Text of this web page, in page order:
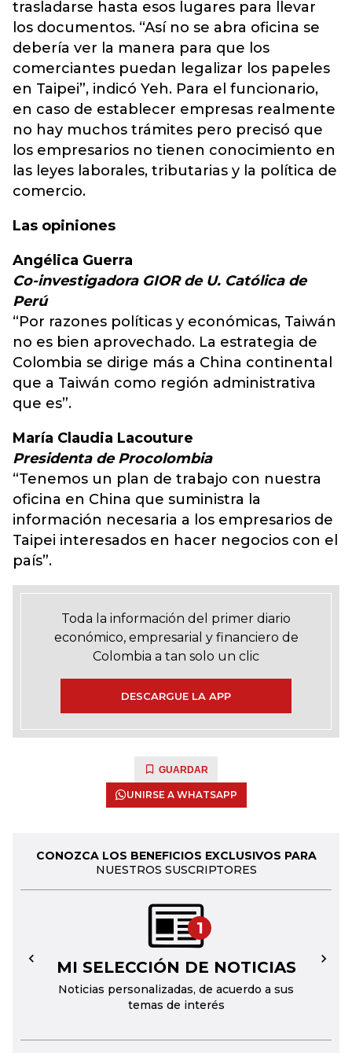
trasladarse hasta esos lugares para llevar
los documentos. “Así no se abra oficina se
debería ver la manera para que los
comerciantes puedan legalizar los papeles
en Taipei”, indicó Yeh. Para el funcionario,
en caso de establecer empresas realmente
no hay muchos trámites pero precisó que
los empresarios no tienen conocimiento en
las leyes laborales, tributarias y la política de
comercio.
Las opiniones
Angélica Guerra
Co-investigadora GIOR de U. Católica de
Perú
“Por razones políticas y económicas, Taiwán
no es bien aprovechado. La estrategia de
Colombia se dirige más a China continental
que a Taiwán como región administrativa
que es”.
María Claudia Lacouture
Presidenta de Procolombia
“Tenemos un plan de trabajo con nuestra
oficina en China que suministra la
información necesaria a los empresarios de
Taipei interesados en hacer negocios con el
país”.
Toda la información del primer diario
económico, empresarial y financiero de
Colombia a tan solo un clic
DESCARGUE LA APP
GUARDAR
UNIRSE A WHATSAPP
CONOZCA LOS BENEFICIOS EXCLUSIVOS PARA
NUESTROS SUSCRIPTORES
1
MI SELECCIÓN DE NOTICIAS
Noticias personalizadas, de acuerdo a sus
temas de interés
← →